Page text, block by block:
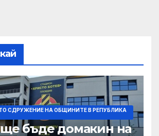
СДРУЖЕНИЕ НА ОБЩИНИТЕ В РЕПУБЛИКА
бъде домакин на